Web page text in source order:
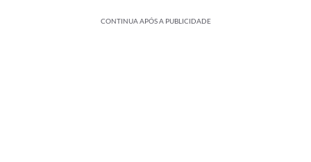
CONTINUA APÓS A PUBLICIDADE